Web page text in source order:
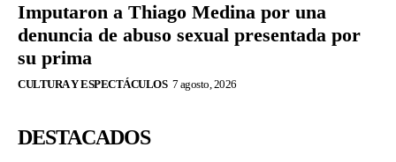
Imputaron a Thiago Medina por una
denuncia de abuso sexual presentada por
su prima
CULTURA Y ESPECTÁCULOS 7 agosto, 2026
DESTACADOS